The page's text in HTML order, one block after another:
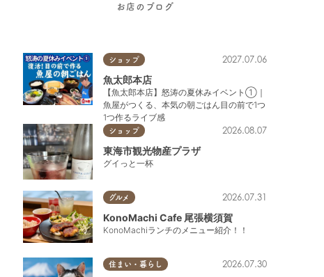
お店のブログ
ショップ 2027.07.06
魚太郎本店
【魚太郎本店】怒涛の夏休みイベント①｜
魚屋がつくる、本気の朝ごはん目の前で1つ
1つ作るライブ感
ショップ 2026.08.07
東海市観光物産プラザ
グイっと一杯
グルメ 2026.07.31
KonoMachi Cafe 尾張横須賀
KonoMachiランチのメニュー紹介！！
住まい・暮らし 2026.07.30